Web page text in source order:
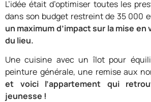
L’idée était d’optimiser toutes les
dans son budget restreint de 35 000
un maximum d’impact sur la mise
du lieu.
Une cuisine avec un îlot pour
peinture générale, une remise aux
et voici l’appartement qui
jeunesse !